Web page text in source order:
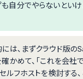
も自分でやらないとい
は、まずクラウド版の
かめて、「これを会社
ルフホストを検討する